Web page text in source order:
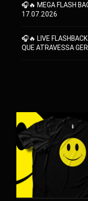
🎧🔥 MEGA FLASH
17.07.2026
🎧🔥 LIVE
QUE ATRAVESSA